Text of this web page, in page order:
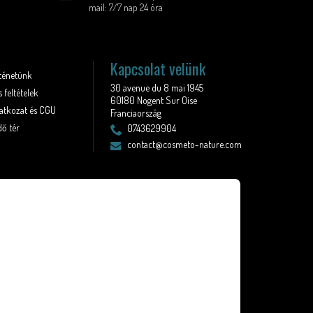
mail: 7/7 nap 24 óra
feltételek
és CGU
tér
Kapcsolat velünk
30 avenue du 8 mai 1945
60180 Nogent Sur Oise
Franciaország
0743629904
contact@cosmeto-nature.com